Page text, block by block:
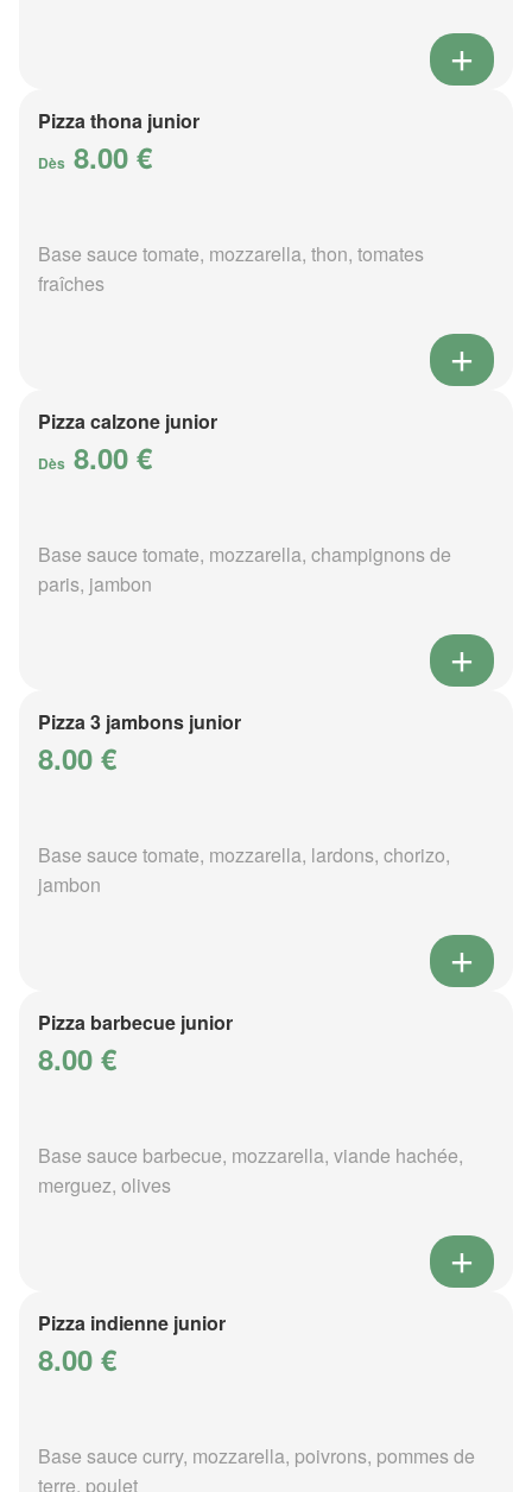
Pizza thona junior
Dès 8.00 €
Base sauce tomate, mozzarella, thon, tomates
fraîches
Pizza calzone junior
Dès 8.00 €
Base sauce tomate, mozzarella, champignons de
paris, jambon
Pizza 3 jambons junior
8.00 €
Base sauce tomate, mozzarella, lardons, chorizo,
jambon
Pizza barbecue junior
8.00 €
Base sauce barbecue, mozzarella, viande hachée,
merguez, olives
Pizza indienne junior
8.00 €
Base sauce curry, mozzarella, poivrons, pommes de
terre, poulet